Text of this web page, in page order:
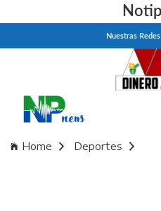
Nuestras
Home
Deportes